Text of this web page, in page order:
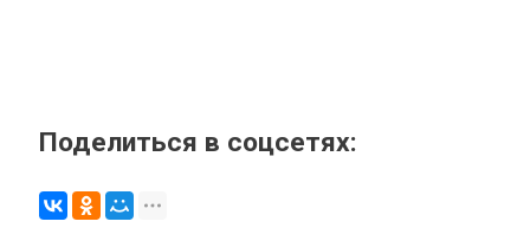
Поделиться в соцсетях: